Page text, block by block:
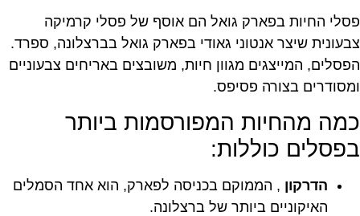
פסלי החיות בפארק גואל הם אוסף של פסלי קרמיקה
צבעונית שיצר אנטוני גאודי בפארק גואל בברצלונה, ספרד.
הפסלים, המייצגים מגוון חיות, משובצים באריחים צבעוניים
ומסודרים בצורה פסיפס.
כמה מהחיות המפורסמות ביותר
בפסלים כוללות:
הדרקון , הממוקם בכניסה לפארק, הוא אחד הסמלים
האיקוניים ביותר של ברצלונה.